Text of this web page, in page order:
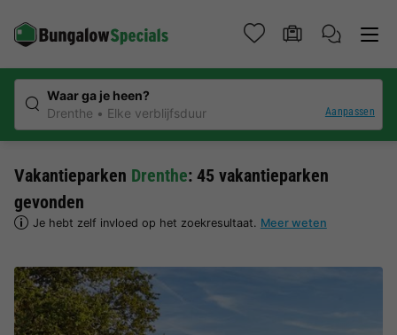
Waar ga je heen?
Drenthe
Elke verblijfsduur Aanpassen
Vakantieparken Drenthe: 45 vakantieparken
gevonden
Je hebt zelf invloed op het zoekresultaat. Meer weten